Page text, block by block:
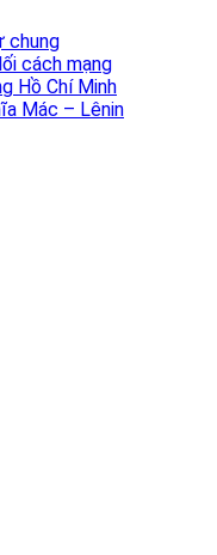
chung
cách mạng
Hồ Chí Minh
Mác – Lênin